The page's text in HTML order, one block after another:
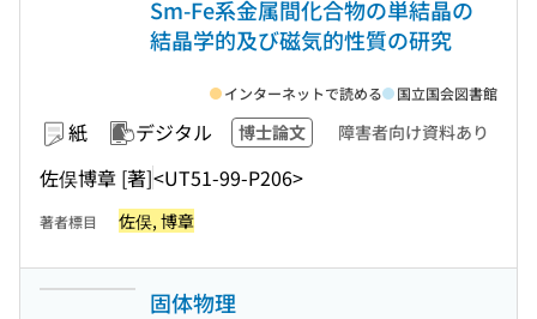
Sm-Fe系金属間化合物の単結晶の
結晶学的及び磁気的性質の研究
紙 デジタル 博士論文 障害者向け資料あり
佐俣博章 [著]<UT51-99-P206>
インターネットで読める 国立国会図書館
著者標目 佐俣, 博章
固体物理